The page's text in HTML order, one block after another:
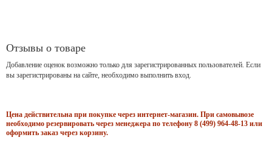
Отзывы о товаре
Добавление оценок возможно только для зарегистрированных пользователей. Если
вы зарегистрированы на сайте, необходимо выполнить вход.
Цена действительна при покупке через интернет-магазин. При самовывозе
необходимо резервировать через менеджера по телефону 8 (499) 964-48-13 или
оформить заказ через корзину.